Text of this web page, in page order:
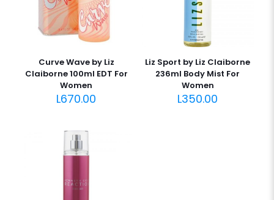
Curve Wave by Liz
Claiborne 100ml EDT For
Women
L670.00
Liz Sport by Liz Claiborne
236ml Body Mist For
Women
L350.00